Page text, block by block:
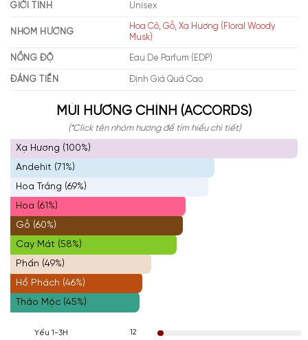
GIỚI TÍNH Unisex
NHÓM HƯƠNG
Hoa Cỏ, Gỗ, Xạ Hương (Floral Woody
Musk)
NỒNG ĐỘ Eau De Parfum (EDP)
ĐÁNG TIỀN Định Giá Quá Cao
MÙI HƯƠNG CHÍNH (ACCORDS)
(*Click tên nhóm hương để tìm hiểu chi tiết)
Xạ Hương (100%)
Andehit (71%)
Hoa Trắng (69%)
Hoa (61%)
Gỗ (60%)
Cay Mát (58%)
Phấn (49%)
Hổ Phách (46%)
Thảo Mộc (45%)
Yếu 1-3H
12